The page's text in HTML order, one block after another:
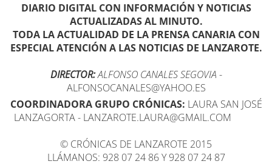
DIARIO DIGITAL CON INFORMACIÓN Y NOTICIAS
ACTUALIZADAS AL MINUTO.
TODA LA ACTUALIDAD DE LA PRENSA CANARIA CON
ESPECIAL ATENCIÓN A LAS NOTICIAS DE LANZAROTE.
DIRECTOR:ALFONSO CANALES SEGOVIA -
ALFONSOCANALES@YAHOO.ES
COORDINADORA GRUPO CRÓNICAS: LAURA SAN JOSÉ
LANZAGORTA - LANZAROTE.LAURA@GMAIL.COM
© CRÓNICAS DE LANZAROTE 2015
LLÁMANOS: 928 07 24 86 Y 928 07 24 87